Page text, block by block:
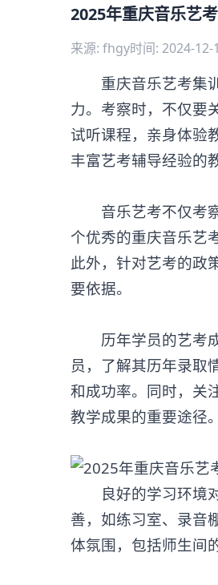
2025年重庆音乐艺
来源: fhgy时间: 2024-
重庆音乐艺考集训
力。考察时，不仅要
试听课程，亲身体验
丰富艺考辅导经验的
音乐艺考不仅考察
个优秀的重庆音乐艺
此外，针对艺考的政
要依据。
历年学员的艺考成
员，了解其历年录取
和成功率。同时，关
教学成果的重要途径。
良好的学习环境对
善，如练习室、录音
体氛围，包括师生间